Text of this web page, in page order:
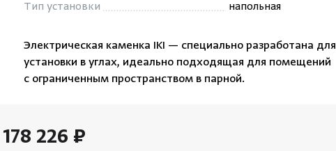
Тип установки
напольная
Электрическая каменка IKI — специально разработана для
установки в углах, идеально подходящая для помещений
с ограниченным пространством в парной.
178 226 ₽